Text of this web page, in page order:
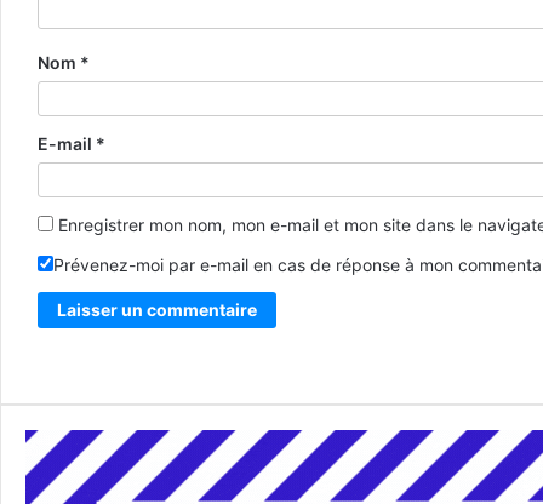
Nom *
E-mail *
Enregistrer mon nom, mon e-mail et mon site dans le
Prévenez-moi par e-mail en cas de réponse à mon